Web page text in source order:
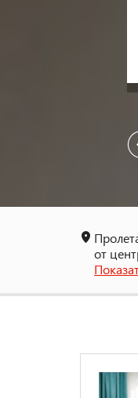
от